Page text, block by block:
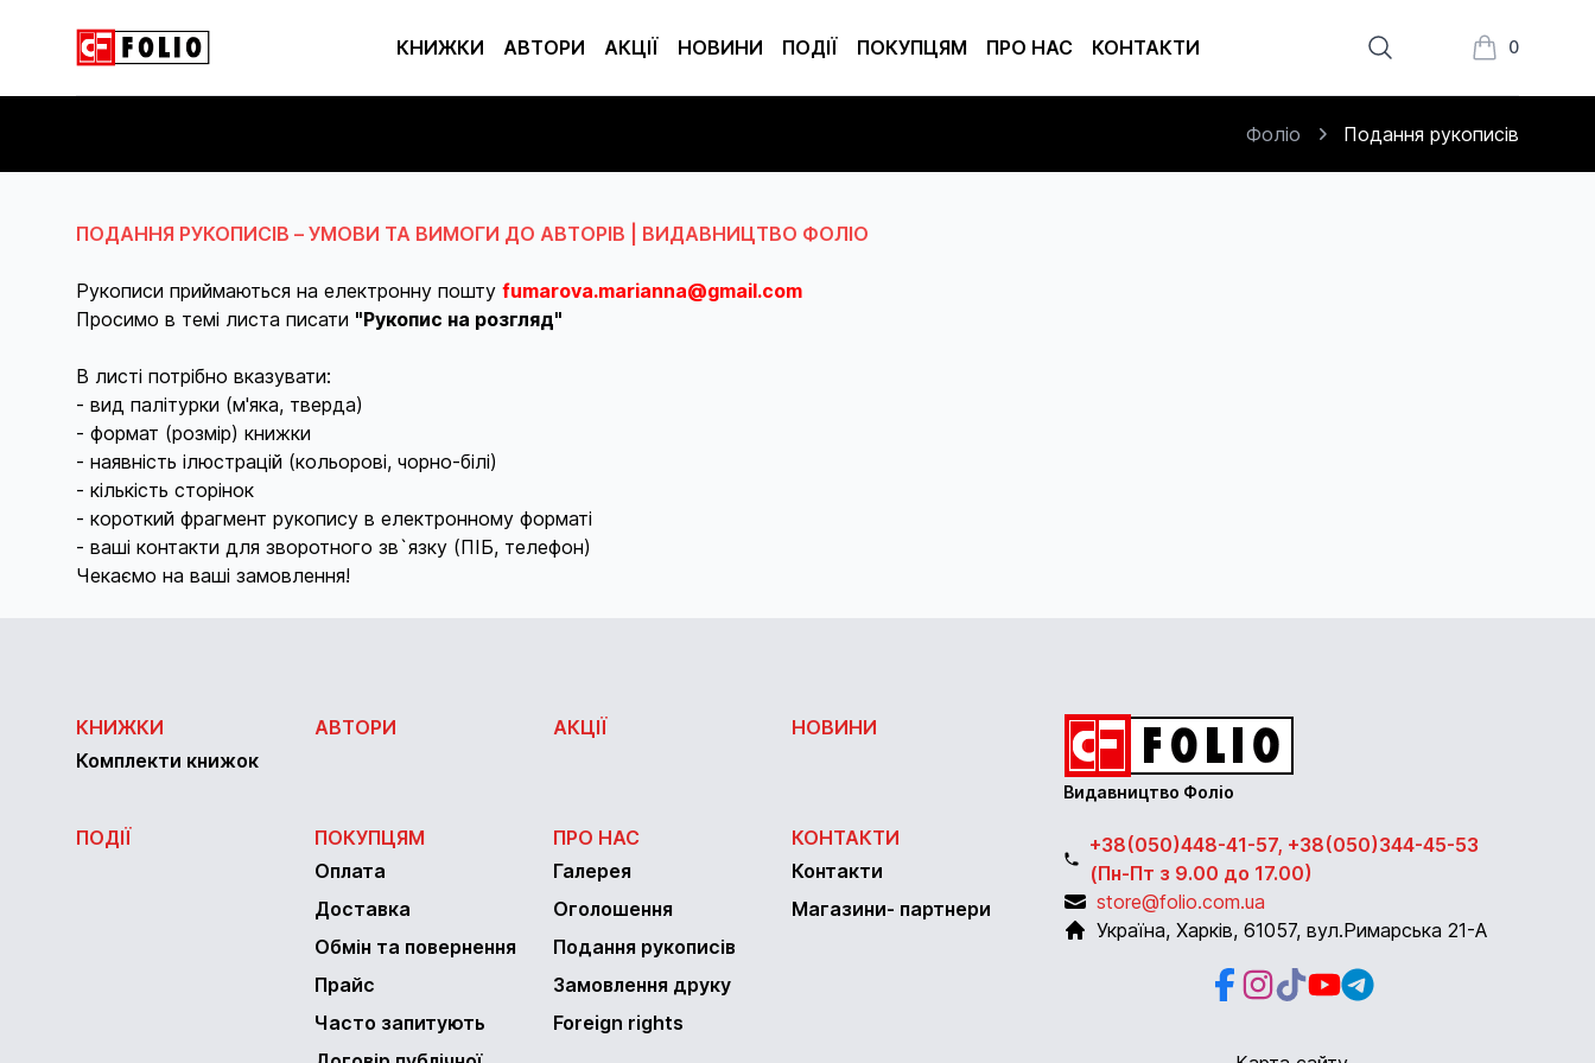
КНИЖКИ АВТОРИ АКЦІЇ НОВИНИ ПОДІЇ ПОКУПЦЯМ ПРО НАС КОНТАКТИ 0
Книжки в
Фоліо Подання рукописів
ПОДАННЯ РУКОПИСІВ – УМОВИ ТА ВИМОГИ ДО АВТОРІВ | ВИДАВНИЦТВО ФОЛІО
Рукописи приймаються на електронну пошту fumarova.marianna@gmail.com
Просимо в темі листа писати "Рукопис на розгляд"
В листі потрібно вказувати:
- вид палітурки (м'яка, тверда)
- формат (розмір) книжки
- наявність ілюстрацій (кольорові, чорно-білі)
- кількість сторінок
- короткий фрагмент рукопису в електронному форматі
- ваші контакти для зворотного зв`язку (ПІБ, телефон)
Чекаємо на ваші замовлення!
КНИЖКИ
Комплекти книжок
АВТОРИ АКЦІЇ НОВИНИ
ПОДІЇ
ПОКУПЦЯМ
Оплата
Доставка
Обмін та повернення
Прайс
Часто запитують
ПРО НАС
Галерея
Оголошення
Подання рукописів
Замовлення друку
Foreign rights
КОНТАКТИ
Контакти
Магазини- партнери
Видавництво Фоліо
+38(050)448-41-57, +38(050)344-45-53
(Пн-Пт з 9.00 до 17.00)
store@folio.com.ua
Україна, Харків, 61057, вул.Римарська 21-А
Facebook
Instagram
Instagram
YoutubeTelegram